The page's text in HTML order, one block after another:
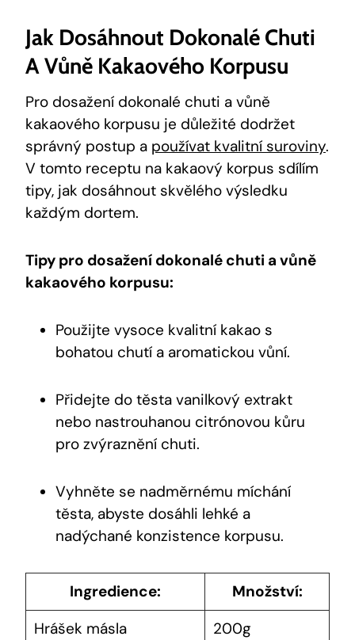
Jak Dosáhnout Dokonalé Chuti
A Vůně Kakaového Korpusu
Pro dosažení dokonalé chuti a⁤ vůně
kakaového korpusu je důležité dodržet
správný postup a používat kvalitní suroviny.
⁢V tomto receptu na kakaový korpus sdílím
tipy, jak ​dosáhnout skvělého výsledku
každým dortem.
Tipy pro dosažení dokonalé​ chuti a vůně
kakaového korpusu:
Použijte vysoce⁤ kvalitní kakao s
bohatou chutí a aromatickou vůní.
Přidejte do těsta vanilkový extrakt
nebo nastrouhanou citrónovou kůru
pro zvýraznění chuti.
Vyhněte se nadměrnému míchání
těsta, abyste dosáhli⁢ lehké a
nadýchané konzistence korpusu.
Ingredience:
Množství:
Hrášek másla
200g